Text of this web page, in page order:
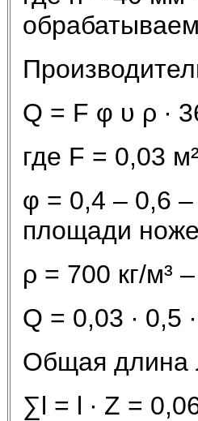
Q = F φ υ ρ ∙
где F = 0,03
φ = 0,4 – 0,6
площади
ρ = 700 кг/м³
Q = 0,03 ∙ 0,5
Общая длина
∑l = l ∙ Z =